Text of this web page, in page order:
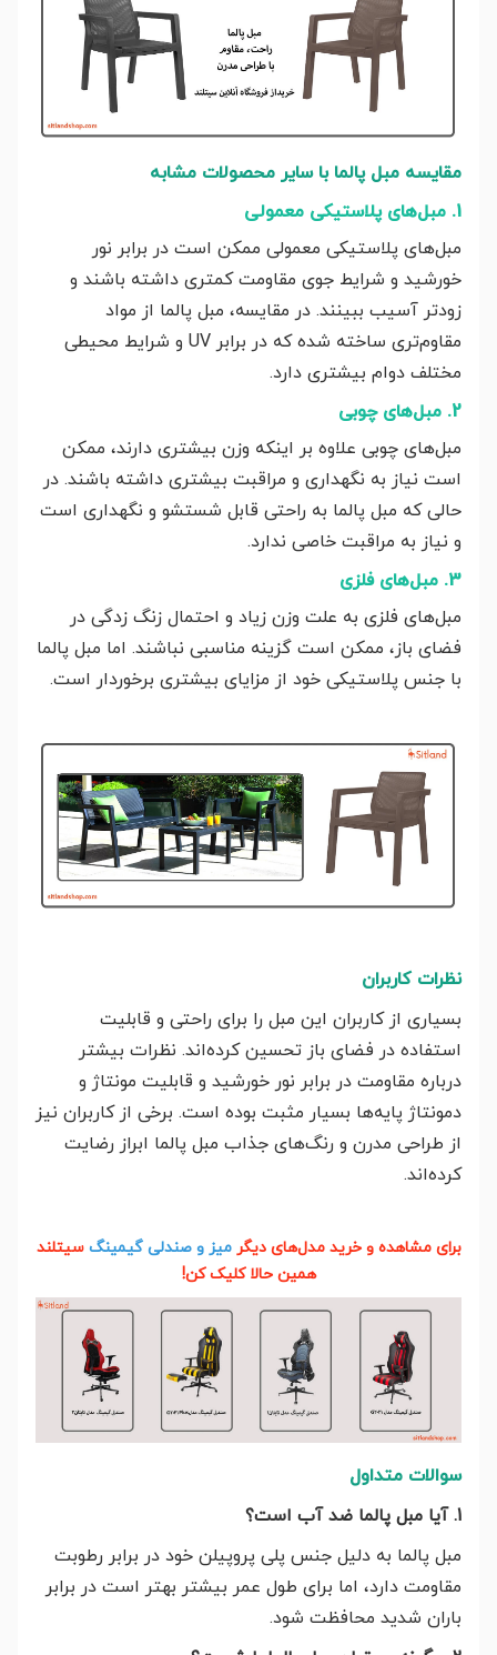
مقایسه مبل پالما با سایر محصولات مشابه
1. مبل‌های پلاستیکی معمولی
مبل‌های پلاستیکی معمولی ممکن است در برابر نور
خورشید و شرایط جوی مقاومت کمتری داشته باشند و
زودتر آسیب ببینند. در مقایسه، مبل پالما از مواد
مقاوم‌تری ساخته شده که در برابر UV و شرایط محیطی
مختلف دوام بیشتری دارد.
2. مبل‌های چوبی
مبل‌های چوبی علاوه بر اینکه وزن بیشتری دارند، ممکن
است نیاز به نگهداری و مراقبت بیشتری داشته باشند. در
حالی که مبل پالما به راحتی قابل شستشو و نگهداری است
و نیاز به مراقبت خاصی ندارد.
3. مبل‌های فلزی
مبل‌های فلزی به علت وزن زیاد و احتمال زنگ زدگی در
فضای باز، ممکن است گزینه مناسبی نباشند. اما مبل پالما
با جنس پلاستیکی خود از مزایای بیشتری برخوردار است.
نظرات کاربران
بسیاری از کاربران این مبل را برای راحتی و قابلیت
استفاده در فضای باز تحسین کرده‌اند. نظرات بیشتر
درباره مقاومت در برابر نور خورشید و قابلیت مونتاژ و
دمونتاژ پایه‌ها بسیار مثبت بوده است. برخی از کاربران نیز
از طراحی مدرن و رنگ‌های جذاب مبل پالما ابراز رضایت
کرده‌اند.
برای مشاهده و خرید مدل‌های دیگرمیز و صندلی گیمینگ سیتلند
همین حالا کلیک کن!
سوالات متداول
1. آیا مبل پالما ضد آب است؟
مبل پالما به دلیل جنس پلی پروپیلن خود در برابر رطوبت
مقاومت دارد، اما برای طول عمر بیشتر بهتر است در برابر
باران شدید محافظت شود.